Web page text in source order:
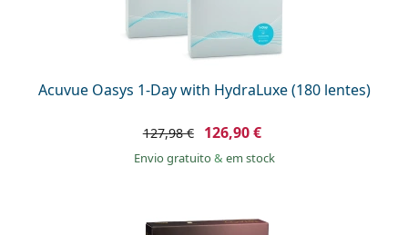
Acuvue Oasys 1-Day with HydraLuxe (180 lentes)
127,98 € 126,90 €
Envio gratuito& em stock